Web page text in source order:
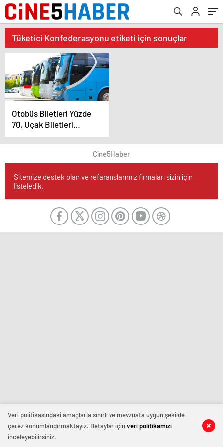
Tüketici Konfederasyonu etiketi için sonuçlar
Otobüs Biletleri Yüzde
70, Uçak Biletleri
Yüzde 350 Zamlandı
Cine5Haber
Sitemize destek olan ve refaranslarımız firmaları sizin için
listeledik.
Veri politikasındaki amaçlarla sınırlı ve mevzuata uygun şekilde
çerez konumlandırmaktayız. Detaylar içinveri politikamızı
inceleyebilirsiniz.